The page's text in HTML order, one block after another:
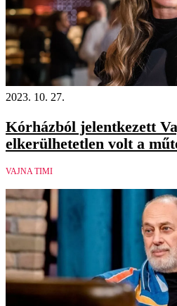
2023. 10. 27.
Kórházból jelentkezett
elkerülhetetlen volt a
VAJNA TIMI